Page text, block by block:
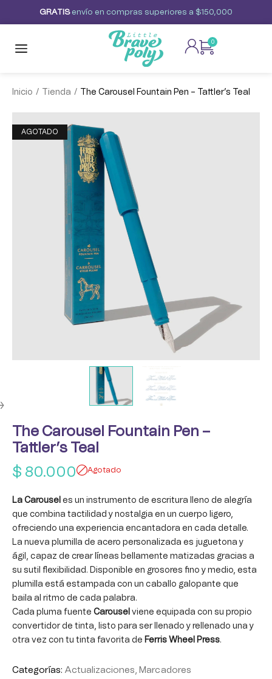
GRAT S envío en compras superiores a $150,000
0
Inicio / Tienda / The Carousel Fountain Pen – Tattler’s Teal
AGOTADO
The Carousel Fountain Pen –
Tattler’s Teal
$ 80.000 Agotado
La Carousel es un instrumento de escritura lleno de alegría
que combina tactilidad y nostalgia en un cuerpo ligero,
ofreciendo una experiencia encantadora en cada detalle.
La nueva plumilla de acero personalizada es juguetona y
ágil, capaz de crear líneas bellamente matizadas gracias a
su sutil flexibilidad. Disponible en grosores fino y medio, esta
plumilla está estampada con un caballo galopante que
baila al ritmo de cada palabra.
Cada pluma fuente Carousel viene equipada con su propio
convertidor de tinta, listo para ser llenado y rellenado una y
otra vez con tu tinta favorita de Ferris Wheel Press.
Categorías: Actualizaciones
Marcadores